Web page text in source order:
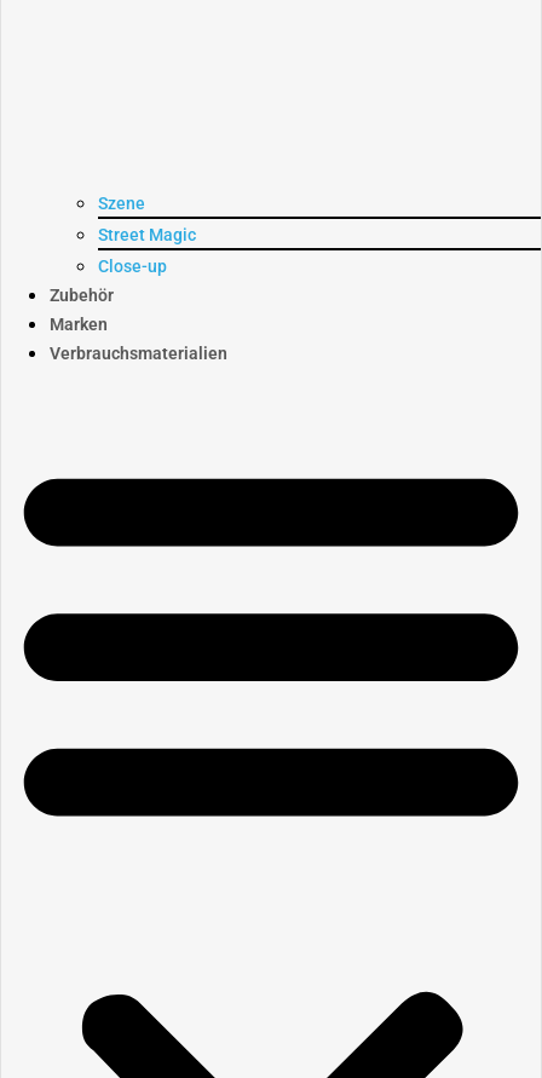
Szene
Street Magic
Close-up
Zubehör
Marken
Verbrauchsmaterialien